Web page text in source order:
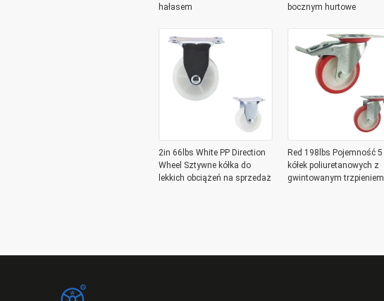
hałasem
bocznym hurtowe
2in 66lbs White PP Direction
Wheel Sztywne kółka do
lekkich obciążeń na sprzedaż
Red 198lbs Pojemność 5
kółek poliuretanowych z
gwintowanym trzpieniem